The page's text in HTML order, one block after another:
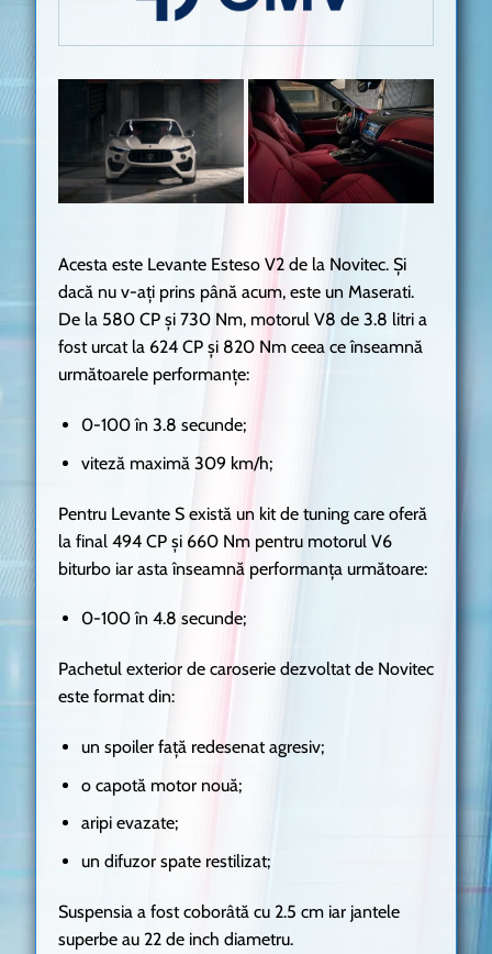
Acesta este Levante Esteso V2 de la Novitec. Și
dacă nu v-ați prins până acum, este un Maserati.
De la 580 CP și 730 Nm, motorul V8 de 3.8 litri a
fost urcat la 624 CP și 820 Nm ceea ce înseamnă
următoarele performanțe:
0-100 în 3.8 secunde;
viteză maximă 309 km/h;
Pentru Levante S există un kit de tuning care oferă
la final 494 CP și 660 Nm pentru motorul V6
biturbo iar asta înseamnă performanța următoare:
0-100 în 4.8 secunde;
Pachetul exterior de caroserie dezvoltat de Novitec
este format din:
un spoiler față redesenat agresiv;
o capotă motor nouă;
aripi evazate;
un difuzor spate restilizat;
Suspensia a fost coborâtă cu 2.5 cm iar jantele
superbe au 22 de inch diametru.